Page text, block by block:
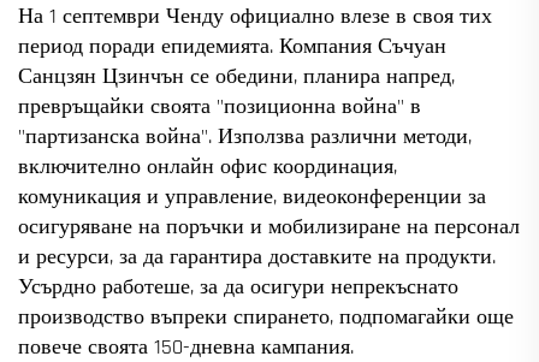
На 1 септември Ченду официално влезе в своя тих
период поради епидемията. Компания Съчуан
Санцзян Цзинчън се обедини, планира напред,
превръщайки своята "позиционна война" в
"партизанска война". Използва различни методи,
включително онлайн офис координация,
комуникация и управление, видеоконференции за
осигуряване на поръчки и мобилизиране на персонал
и ресурси, за да гарантира доставките на продукти.
Усърдно работеше, за да осигури непрекъснато
производство въпреки спирането, подпомагайки още
повече своята 150-дневна кампания.